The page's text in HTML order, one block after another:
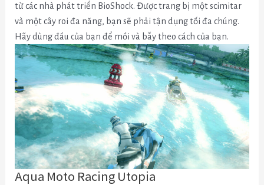
từ các nhà phát triển BioShock.Được trang bị một scimitar
và một cây roi đa năng, bạn sẽ phải tận dụng tối đa chúng.
Hãy dùng đầu của bạn để mồi và bẫy theo cách của bạn.
Aqua Moto Racing Utopia